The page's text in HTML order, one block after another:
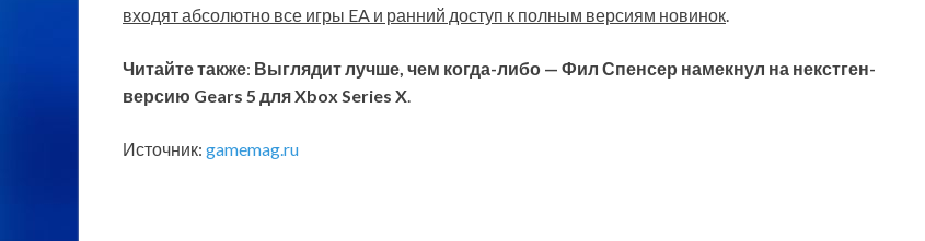
входят абсолютно все игры EA и ранний доступ к полным версиям новинок.
Читайте также: Выглядит лучше, чем когда-либо — Фил Спенсер намекнул на некстген-
версию Gears 5 для Xbox Series X.
Источник: gamemag.ru